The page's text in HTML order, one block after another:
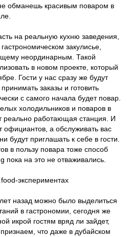
обманешь красивым поваром в
на реальную кухню заведения,
закулисье,
неординарным. Такой
в новом проекте, который
Гости у нас сразу же будут
заказы и готовить
с самого начала будет повар.
холодильников и поваров в
реально работающая станция. И
официантов, а обслуживать вас
будут приглашать к себе в гости.
в пользу повара тоже способ
пока на это не отваживались.
экспериментах
назад можно было выделиться
в гастрономии, сегодня же
икрой гостям вряд ли зайдет,
что даже в дубайском